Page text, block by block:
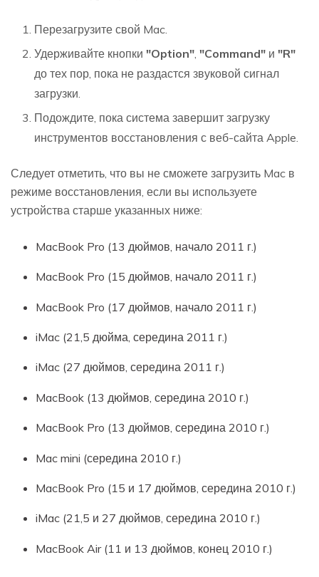
Перезагрузите свой Mac.
Удерживайте кнопки "Option" "Command" и "R"
до тех пор, пока не раздастся звуковой сигнал
загрузки.
Подождите, пока система завершит загрузку
инструментов восстановления с веб-сайта Apple.
Следует отметить, что вы не сможете загрузить Mac в
режиме восстановления, если вы используете
устройства старше указанных ниже:
MacBook Pro (13 дюймов, начало 2011 г.)
MacBook Pro (15 дюймов, начало 2011 г.)
MacBook Pro (17 дюймов, начало 2011 г.)
iMac (21,5 дюйма, середина 2011 г.)
iMac (27 дюймов, середина 2011 г.)
MacBook (13 дюймов, середина 2010 г.)
MacBook Pro (13 дюймов, середина 2010 г.)
Mac mini (середина 2010 г.)
MacBook Pro (15 и 17 дюймов, середина 2010 г.)
iMac (21,5 и 27 дюймов, середина 2010 г.)
MacBook Air (11 и 13 дюймов, конец 2010 г.)